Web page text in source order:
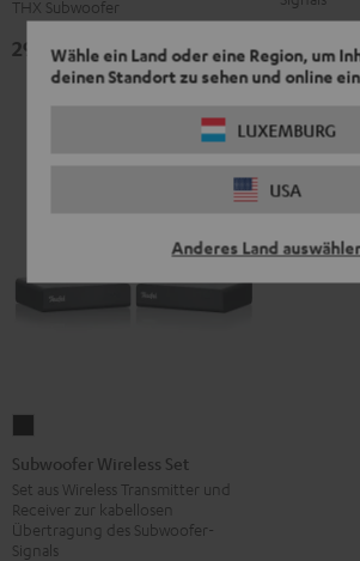
Wähle ein Land oder eine Region, um
deinen Standort zu sehen und online
LUXEMBURG
USA
Anderes Land
THX
Schwarz
THX Subwoofer
299,00€ 99, €
Wireless
Set
Schwarz
Subwoofer Wireless Set
Set aus Wireless Transmitter und
Receiver zur kabellosen
Übertragung des Subwoofer-
Signals